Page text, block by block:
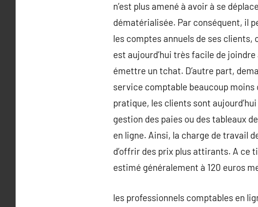
n’est plus amené à avoir à se
dématérialisée. Par conséquent, il
les comptes annuels de ses
est aujourd’hui très facile de
émettre un tchat. D’autre part,
service comptable beaucoup moins
pratique, les clients sont
gestion des paies ou des tableaux
en ligne. Ainsi, la charge de travail
d’offrir des prix plus attirants. A ce
estimé généralement à 120 euros
les professionnels comptables en